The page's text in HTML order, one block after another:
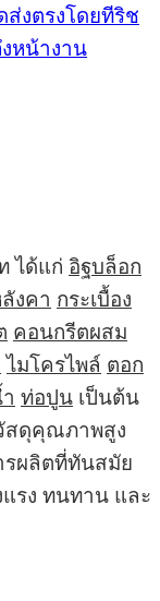
ส่งตรงโดยทีริช
หน้างาน
ได้แก่ อิฐบล็อก
งคา กระเบื้อง
คอนกรีตผสม
ไมโครไพล์ ตอก
ท่อปูน เป็นต้น
สดุคุณภาพสูง
รผลิตที่ทันสมัย
รง ทนทาน และ